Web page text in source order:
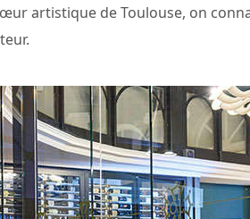
artistique de Toulouse, on